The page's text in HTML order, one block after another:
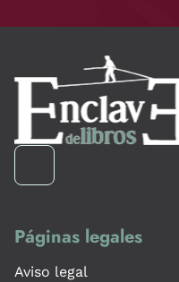
Páginas legales
Aviso legal